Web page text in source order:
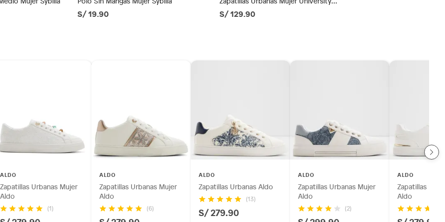
tecnología, línea blanca, colchones, muebles,
S/ 19.90
Club
S/ 129.90
ALDO
Zapatillas Urbanas Mujer
Aldo
(1)
ALDO
Zapatillas Urbanas Mujer
Aldo
(6)
ALDO
Zapatillas Urbanas Aldo
(13)
S/ 279.90
ALDO
Zapatillas Urbanas Mujer
Aldo
(2)
ALDO
Zapatillas
Aldo